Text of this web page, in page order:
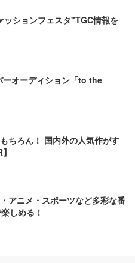
ッションフェスタ"TGC情報を
オーディション「to the
ちろん！ 国内外の人気作がす
アニメ・スポーツなど多彩な番
しめる！